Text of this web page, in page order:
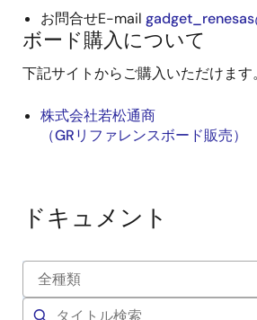
お問合せE-mail
ボード購入について
下記サイトからご購入いただけます。
株式会社若松通商
（GRリファレンスボード販売）
ドキュメント